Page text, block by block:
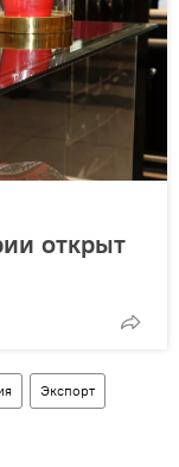
открыт
Экспорт